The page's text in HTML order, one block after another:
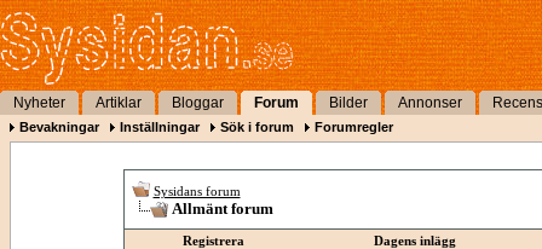
Nyheter Artiklar Bloggar Forum Bilder Annonser
Bevakningar Inställningar Sök i forum Forumregler
Sysidans forum
Allmänt forum
Registrera Dagens inlägg